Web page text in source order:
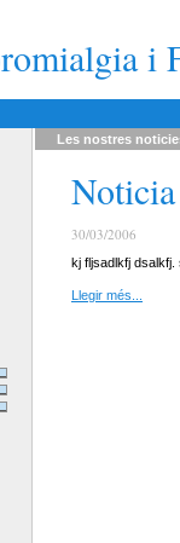
i
Les nostres
30/03/2006
kj fljsadlkfj
Llegir més...